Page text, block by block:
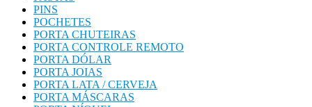
PINS
POCHETES
PORTA CHUTEIRAS
PORTA CONTROLE REMOTO
PORTA DÓLAR
PORTA JOIAS
PORTA LATA / CERVEJA
PORTA MÁSCARAS